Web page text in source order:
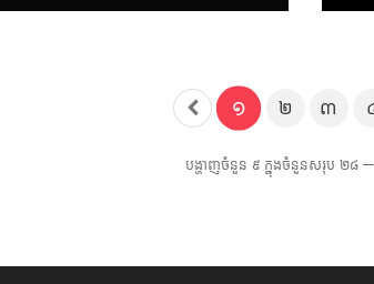
១ ២ ៣
បង្ហាញចំនួន ៩ ក្នុងចំនួនសរុប ២៨